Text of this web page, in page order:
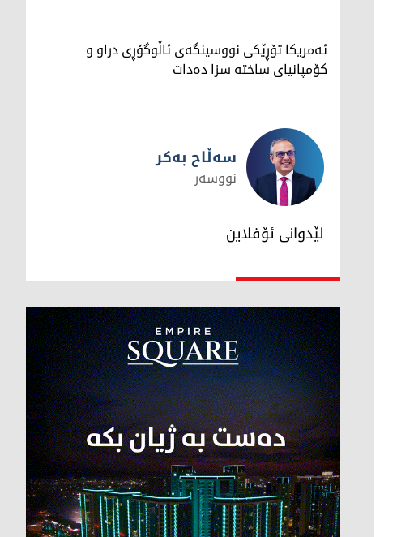
ئەمریکا تۆڕێکی نووسینگەی ئاڵوگۆڕی دراو و
کۆمپانیای ساختە سزا دەدات
سەڵاح بەکر
سەڵاح بەکر
نووسەر
لێدوانی ئۆفلاین